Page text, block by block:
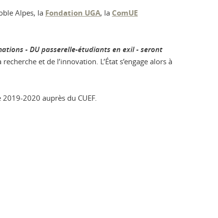
Alpes, la Fondation UGA, la ComUE
- DU passerelle-étudiants en exil - seront
et de l’innovation. L’État s’engage alors à
2020 auprès du CUEF.